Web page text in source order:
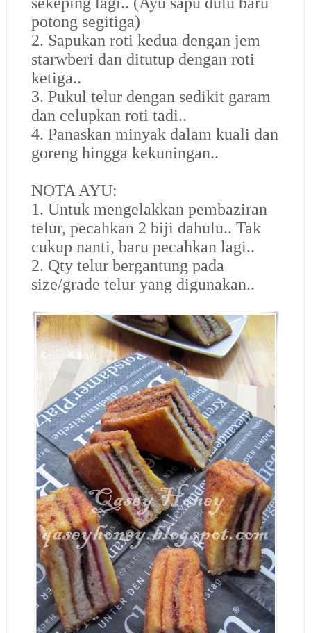
potong segitiga)
2. Sapukan roti kedua dengan jem
starwberi dan ditutup dengan roti
ketiga..
3. Pukul telur dengan sedikit garam
dan celupkan roti tadi..
4. Panaskan minyak dalam kuali dan
goreng hingga kekuningan..
NOTA AYU:
1. Untuk mengelakkan pembaziran
telur, pecahkan 2 biji dahulu.. Tak
cukup nanti, baru pecahkan lagi..
2. Qty telur bergantung pada
size/grade telur yang digunakan..